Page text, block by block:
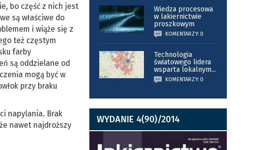
bo część z nich jest
są właściwe do
i wiąże się z
też częstym
farby
są oddzielane od
mogą być w
przy braku
napylania. Brak
nawet najdroższy
Wiedza procesowa
w lakiernictwie
proszkowym
KOMENTARZY: 0
Technologia
światowego lidera
wsparta lokalnym...
KOMENTARZY: 0
WYDANIE 4(90)/2014